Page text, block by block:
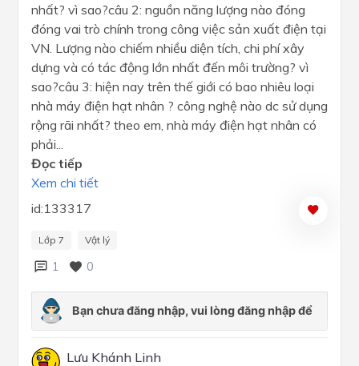
nhất? vì sao?câu 2: nguồn năng lượng nào đóng
đóng vai trò chính trong công việc sản xuất điện tại
VN. Lượng nào chiếm nhiều diện tích, chi phí xây
dựng và có tác động lớn nhất đến môi trường? vì
sao?câu 3: hiện nay trên thế giới có bao nhiêu loại
nhà máy điện hạt nhân ? công nghệ nào dc sử dụng
rộng rãi nhất? theo em, nhà máy điện hạt nhân có
phải...
Đọc tiếp
Xem chi tiết
id:133317
Lớp 7 Vật lý
1 0
Lưu Khánh Linh